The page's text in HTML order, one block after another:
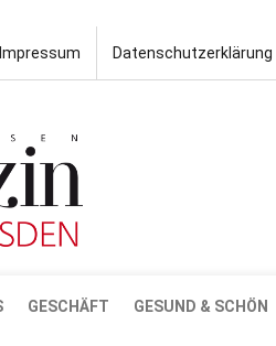
Datenschutzerklärung
GESCHÄFT GESUND & SCHÖN